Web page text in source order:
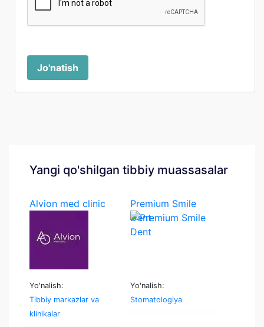
Jo'natish
Yangi qo'shilgan tibbiy muassasalar
Alvion med clinic
Yo'nalish:
Tibbiy markazlar va
klinikalar
Premium Smile
Dent
Yo'nalish:
Stomatologiya